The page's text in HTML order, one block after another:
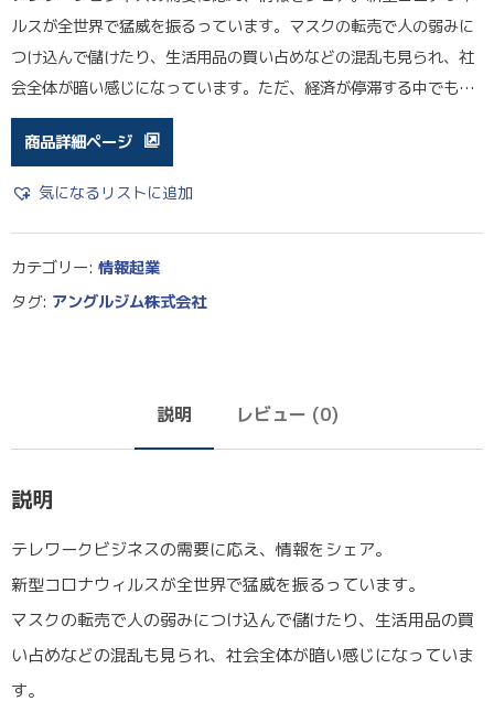
ルスが全世界で猛威を振るっています。マスクの転売で人の弱みに
つけ込んで儲けたり、生活用品の買い占めなどの混乱も見られ、社
会全体が暗い感じになっています。ただ、経済が停滞する中でも…
商品詳細ページ
気になるリストに追加
カテゴリー: 情報起業
タグ: アングルジム株式会社
説明 レビュー (0)
説明
テレワークビジネスの需要に応え、情報をシェア。
新型コロナウィルスが全世界で猛威を振るっています。
マスクの転売で人の弱みにつけ込んで儲けたり、生活用品の買
い占めなどの混乱も見られ、社会全体が暗い感じになっていま
す。